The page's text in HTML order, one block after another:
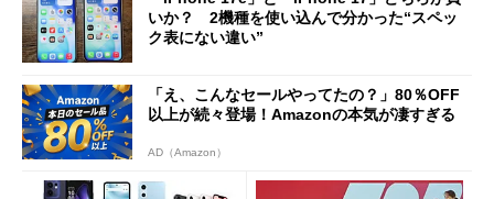
いか？ 2機種を使い込んで分かった“スペッ
ク表にない違い”
「え、こんなセールやってたの？」80％OFF
以上が続々登場！Amazonの本気が凄すぎる
AD（Amazon）